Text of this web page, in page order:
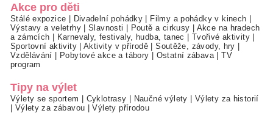
Akce pro děti
Stálé expozice Divadelní pohádky Filmy a pohádky v kinech
Výstavy a veletrhy|Slavnosti Poutě a cirkusy
Akce na hradech
a zámcích
Karnevaly, festivaly, hudba, tanec Tvořivé aktivity
Sportovní aktivity|Aktivity v přírodě |Soutěže, závody, hry
Vzdělávání
Pobytové akce a tábory Ostatní zábava |TV
program
Tipy na výlet
Výlety se sportem Cyklotrasy Naučné výlety
Výlety za historií
Výlety za zábavou |Výlety přírodou